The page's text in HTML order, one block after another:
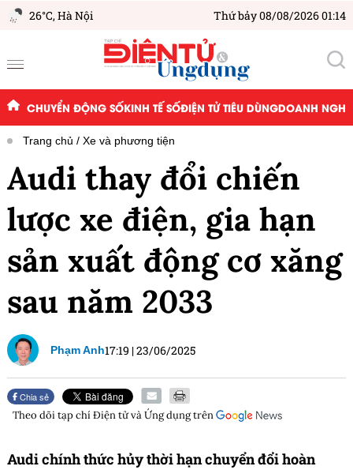
26°C,Hà Nội Thứ bảy 08/08/2026 01:14
CHUYỂN ĐỘNG SỐKINH TẾ SỐĐIỆN TỬ TIÊU DÙNGDOANH
Trang chủ Xe và phương tiện
Audi thay đổi chiến
lược xe điện, gia hạn
sản xuất động cơ xăng
sau năm 2033
Phạm Anh17:19 |23/06/2025
Chia sẻ
Theo dõi tạp chíĐiện tử và Ứng dụngtrên
Audi chính thức hủy thời hạn chuyển đổi hoàn